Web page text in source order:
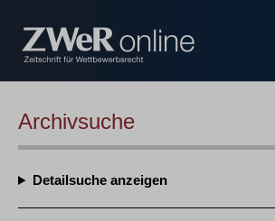
Archivsuche
Detailsuche